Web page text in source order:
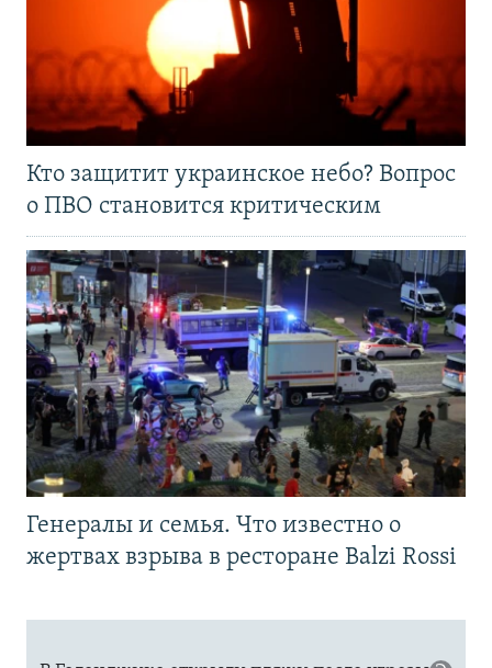
Кто защитит украинское небо? Вопрос
о ПВО становится критическим
Генералы и семья. Что известно о
жертвах взрыва в ресторане Balzi Rossi